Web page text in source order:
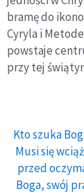
bramę do
Cyryla i
powstaje
przy tej
Kto szuka
Musi się
przed
Boga, swój